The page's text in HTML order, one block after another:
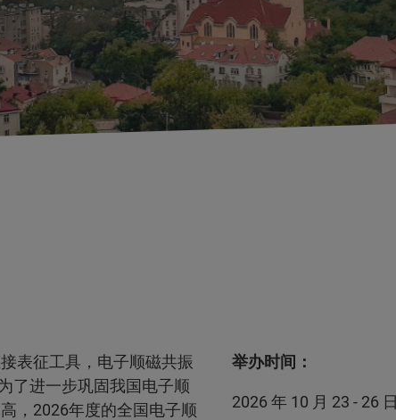
表征工具，电子顺磁共振
了进一步巩固我国电子顺
，2026年度的全国电子顺
举办时间：
2026 年 10 月 23 - 26 日